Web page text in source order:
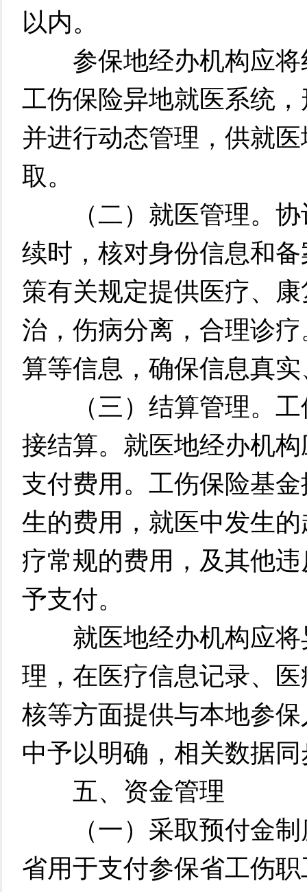
以内。
参保地经办机构应将
工伤保险异地就医系统
并进行动态管理，供就
取。
（二）就医管理。协
续时，核对身份信息和
策有关规定提供医疗、
治，伤病分离，合理诊
算等信息，确保信息真
（三）结算管理。工
接结算。就医地经办机
支付费用。工伤保险基
生的费用，就医中发生
疗常规的费用，及其他
予支付。
就医地经办机构应将
理，在医疗信息记录、
核等方面提供与本地参
中予以明确，相关数据
五、资金管理
（一）采取预付金制
省用于支付参保省工伤